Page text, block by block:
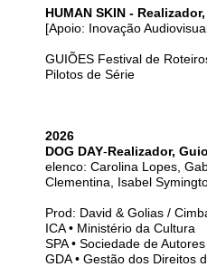
HUMAN SKIN -
[Apoio: Inovação
GUIÕES Festival de
Pilotos de Série
2026
DOG DAY- Realizador,
elenco: Carolina Lopes,
Clementina, Isabel
Prod: David & Golias /
ICA • Ministério da Cultura
SPA • Sociedade de Autores
GDA • Gestão dos Direitos